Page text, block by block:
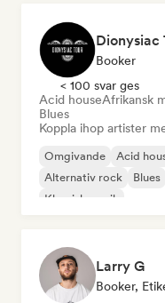
Dionysiac
Booker
< 100 svar ges
Acid houseAfrikansk
Blues
Koppla ihop artister
Omgivande Acid
Alternativ rock
Blues
Klassisk musik
Larry G
Booker,